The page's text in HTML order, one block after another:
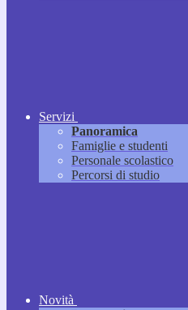
Servizi
Panoramica
Famiglie e studenti
Personale scolastico
Percorsi di studio
Novità